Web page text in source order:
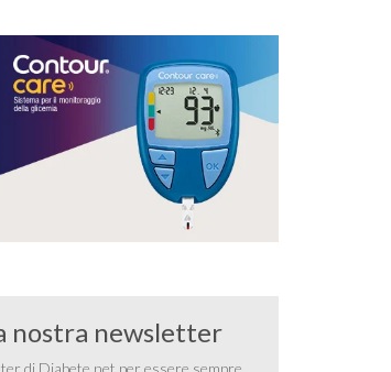
nostra newsletter
di Diabete.net per essere sempre